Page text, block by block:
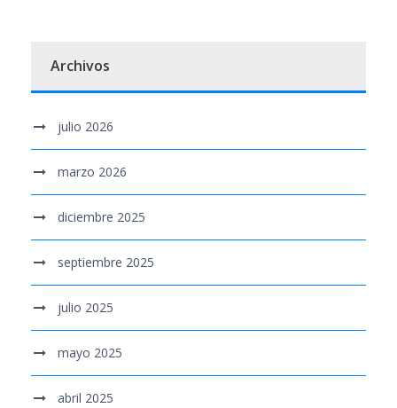
Archivos
julio 2026
marzo 2026
diciembre 2025
septiembre 2025
julio 2025
mayo 2025
abril 2025